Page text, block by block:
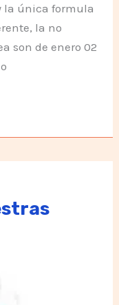
la única formula
la no
son de enero 02